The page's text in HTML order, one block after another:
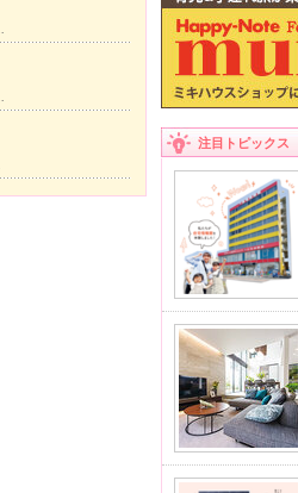
注目トピックス